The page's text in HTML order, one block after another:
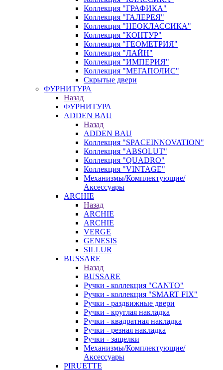
Коллекция "ГРАФИКА"
Коллекция "ГАЛЕРЕЯ"
Коллекция "НЕОКЛАССИКА"
Коллекция "КОНТУР"
Коллекция "ГЕОМЕТРИЯ"
Коллекция "ЛАЙН"
Коллекция "ИМПЕРИЯ"
Коллекция "МЕГАПОЛИС"
Скрытые двери
ФУРНИТУРА
Назад
ФУРНИТУРА
ADDEN BAU
Назад
ADDEN BAU
Коллекция "SPACEINNOVATION"
Коллекция "ABSOLUT"
Коллекция "QUADRO"
Коллекция "VINTAGE"
Механизмы/Комплектующие/
Аксессуары
ARCHIE
Назад
ARCHIE
ARCHIE
VERGE
GENESIS
SILLUR
BUSSARE
Назад
BUSSARE
Ручки - коллекция "CANTO"
Ручки - коллекция "SMART FIX"
Ручки - раздвижные двери
Ручки - круглая накладка
Ручки - квадратная накладка
Ручки - резная накладка
Ручки - защелки
Механизмы/Комплектующие/
Аксессуары
PIRUETTE